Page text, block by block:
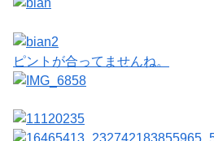
ピントが合ってませんね。